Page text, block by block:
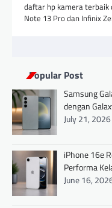
daftar hp kamera terbaik
Note 13 Pro dan Infinix
Popular Post
Samsung
dengan
July 21, 2026
iPhone 16e
Performa
June 16,